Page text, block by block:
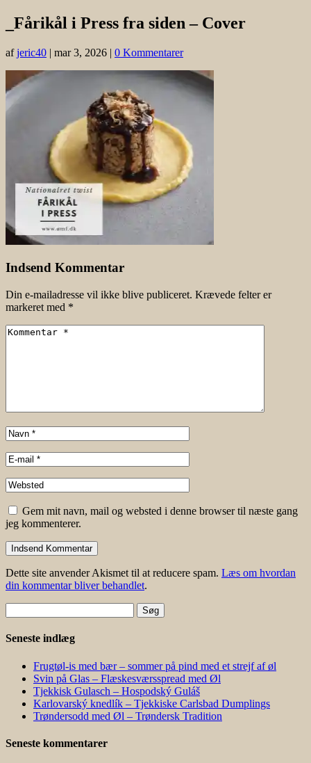
_Fårikål i Press fra siden – Cover
afjeric40 | mar 3, 2026 | 0 Kommentarer
Indsend Kommentar
Din e-mailadresse vil ikke blive publiceret. Krævede felter er
markeret med *
Gem mit navn, mail og websted i denne browser til næste gang
jeg kommenterer.
Dette site anvender Akismet til at reducere spam. Læs om hvordan
din kommentar bliver behandlet.
efter:
Seneste indlæg
Frugtøl-is med bær – sommer på pind med et strejf af øl
Svin på Glas – Flæskesværsspread med Øl
Tjekkisk Gulasch – Hospodský Guláš
Karlovarský knedlík – Tjekkiske Carlsbad Dumplings
Trøndersodd med Øl – Trøndersk Tradition
Seneste kommentarer